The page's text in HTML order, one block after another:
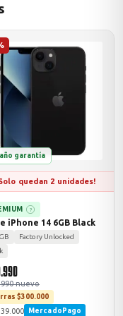
garantía
quedan 2 unidades!
?
iPhone 14 6GB Black
Factory Unlocked
nuevo
$300.000
MercadoPago